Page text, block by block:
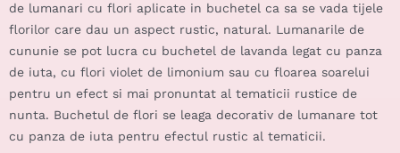
de lumanari cu flori aplicate in buchetel ca sa se vada tijele
florilor care dau un aspect rustic, natural. Lumanarile de
cununie se pot lucra cu buchetel de lavanda legat cu panza
de iuta, cu flori violet de limonium sau cu floarea soarelui
pentru un efect si mai pronuntat al tematicii rustice de
nunta. Buchetul de flori se leaga decorativ de lumanare tot
cu panza de iuta pentru efectul rustic al tematicii.